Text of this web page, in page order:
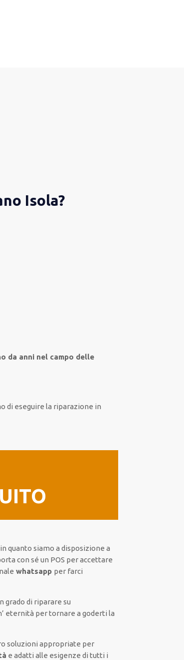
Isola?
da anni nel campo delle
di eseguire la riparazione in
quanto siamo a disposizionea
con séun POS per accettare
whatsapp per farci
grado di riparare su
eternità per tornare a goderti la
soluzioni appropriate per
eadatti alle esigenze di tutti i